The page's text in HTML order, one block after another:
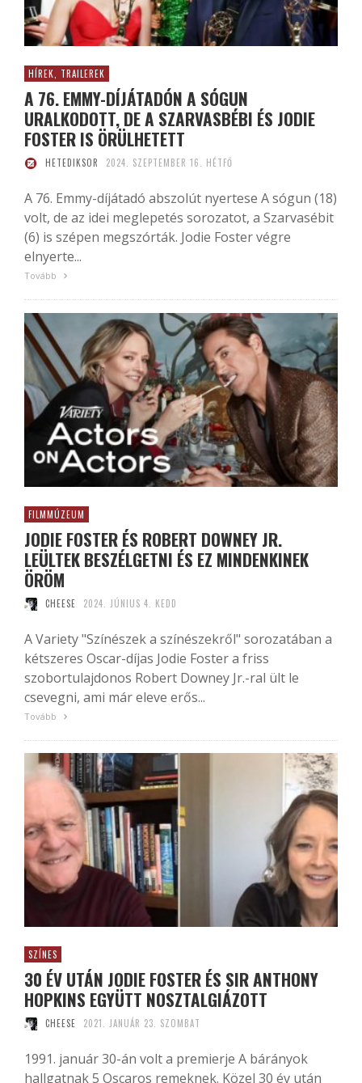
HÍREK, TRAILEREK
A 76. EMMY-DÍJÁTADÓN A SÓGUN
URALKODOTT, DE A SZARVASBÉBI ÉS JODIE
FOSTER IS ÖRÜLHETETT
HETEDIKSOR 2024. SZEPTEMBER 16. HÉTFŐ
A 76. Emmy-díjátadó abszolút nyertese A sógun (18)
volt, de az idei meglepetés sorozatot, a Szarvasébit
(6) is szépen megszórták. Jodie Foster végre
elnyerte...
Tovább
FILMMÚZEUM
JODIE FOSTER ÉS ROBERT DOWNEY JR.
LEÜLTEK BESZÉLGETNI ÉS EZ MINDENKINEK
ÖRÖM
CHEESE 2024. JÚNIUS 4. KEDD
A Variety "Színészek a színészekről" sorozatában a
kétszeres Oscar-díjas Jodie Foster a friss
szobortulajdonos Robert Downey Jr.-ral ült le
csevegni, ami már eleve erős...
Tovább
SZÍNES
30 ÉV UTÁN JODIE FOSTER ÉS SIR ANTHONY
HOPKINS EGYÜTT NOSZTALGIÁZOTT
CHEESE 2021. JANUÁR 23. SZOMBAT
1991. január 30-án volt a premierje A bárányok
hallgatnak 5 Oscaros remeknek. Közel 30 év után